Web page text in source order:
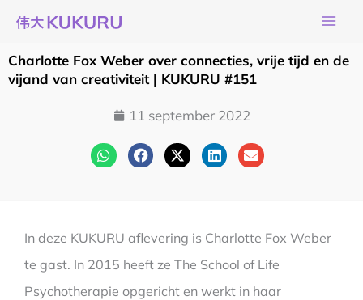
naar
de
inhoud
Charlotte Fox Weber over connecties, vrije tijd en de
vijand van creativiteit | KUKURU #151
11 september 2022
In deze KUKURU aflevering is Charlotte Fox Weber
te gast. In 2015 heeft ze The School of Life
Psychotherapie opgericht en werkt in haar